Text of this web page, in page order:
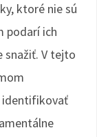
ktoré nie sú
podarí ich
snažiť. V tejto
identifikovať